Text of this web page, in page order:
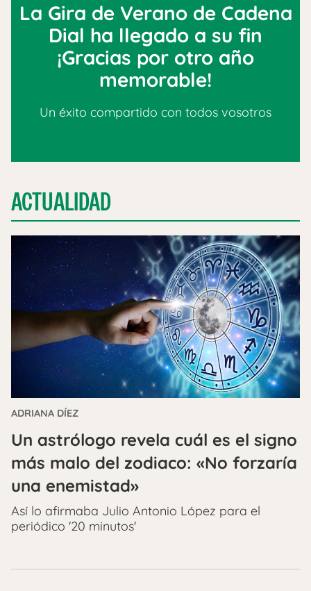
La Gira de Verano de Cadena
Dial ha llegado a su fin
¡Gracias por otro año
memorable!
Un éxito compartido con todos vosotros
ACTUALIDAD
ADRIANA DÍEZ
Un astrólogo revela cuál es el signo
más malo del zodiaco: «No forzaría
una enemistad»
Así lo afirmaba Julio Antonio López para el
periódico '20 minutos'